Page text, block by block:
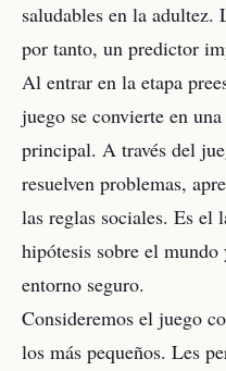
saludables en la adultez.
por tanto, un predictor
Al entrar en la etapa
juego se convierte en
principal. A través del
resuelven problemas,
las reglas sociales. Es el
hipótesis sobre el
entorno seguro.
Consideremos el juego
los más pequeños. Les